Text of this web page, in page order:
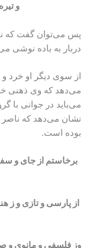
و
پس می‌توان گفت که
دربار به باده نوشی
از سوی دیگر او خرد و
می‌دهد که وی ذهنی
می‌باید در جوانی با
نشان می‌دهد که ناصر
بوده است.
برخاستم از جای و سفر
از پارسی و تازی و
وز فلسفی و مانوی و